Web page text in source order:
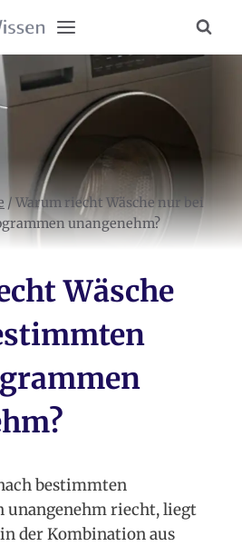
/Warum riecht Wäsche nur bei
unangenehm?
Wäsche
bestimmten
unangenehm riecht, liegt
der Kombination aus